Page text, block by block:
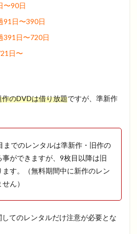
〜90日
91 日〜390日
391 日〜720日
日〜
作のDVDは借り放題ですが、準新作
までのレンタルは準新作・旧作の
事ができますが、9枚目以降は旧
ます。（無料期間中に新作のレン
ん）
てのレンタルだけ注意が必要とな